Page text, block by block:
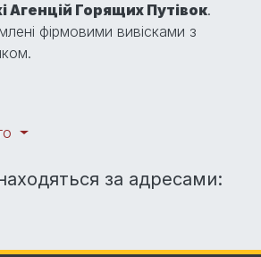
Агенцій Горящих Путівок.
фірмовими вивісками з
за адресами: